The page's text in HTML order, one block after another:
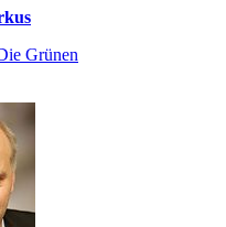
Grünen